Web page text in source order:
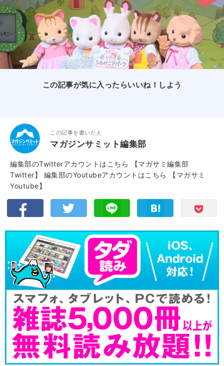
この記事が気に入ったらいいね！しよう
この記事を書いた人
マガジンサミット編集部
編集部のTwitterアカウントはこちら
【マガサミ編集部
Twitter】
編集部のYoutubeアカウントはこちら
【マガサミ
Youtube】